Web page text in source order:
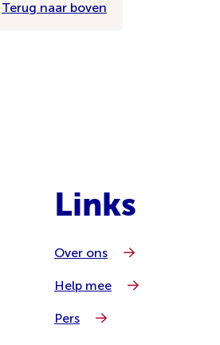
Terug naar boven
Links
Over ons
Help mee
Pers